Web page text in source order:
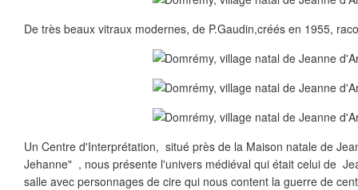
De très beaux vitraux modernes, de P.Gaudin,créés en 1955,
Un Centre d'Interprétation, situé près de la Maison natale de
Jehanne" , nous présente l'univers médiéval qui était celui de
salle avec personnages de cire qui nous content la guerre de